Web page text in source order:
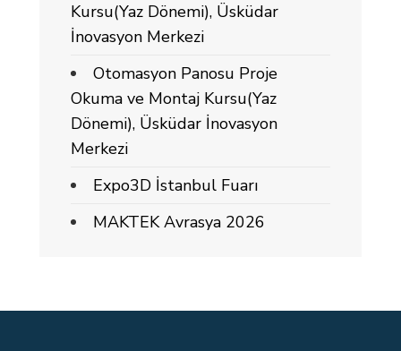
Kursu(Yaz Dönemi), Üsküdar
İnovasyon Merkezi
Otomasyon Panosu Proje
Okuma ve Montaj Kursu(Yaz
Dönemi), Üsküdar İnovasyon
Merkezi
Expo3D İstanbul Fuarı
MAKTEK Avrasya 2026